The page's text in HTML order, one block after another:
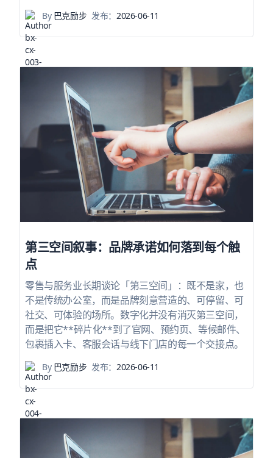
By巴克励步 发布： 2026-06-11
第三空间叙事：品牌承诺如何落到每个触
点
零售与服务业长期谈论「第三空间」：既不是家，也
不是传统办公室，而是品牌刻意营造的、可停留、可
社交、可体验的场所。数字化并没有消灭第三空间，
而是把它**碎片化**到了官网、预约页、等候邮件、
包裹插入卡、客服会话与线下门店的每一个交接点。
By巴克励步 发布：2026-06-11